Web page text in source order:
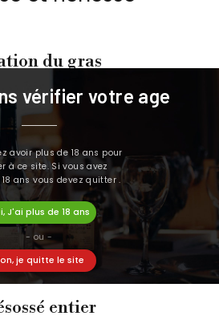
du gras
de la
dans les
caractéristique
recherchée
davantage
de moelleux et de
entier
vérifier votre age
avoir plus de 18 ans pour
à ce site. Si vous avez
ans vous devez quitter .
J'ai plus de 18 ans
- ou -
je quitte le site